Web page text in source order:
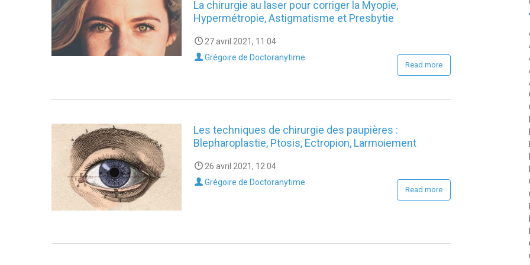
La chirurgie au laser pour corriger la Myopie,
Hypermétropie, Astigmatisme et Presbytie
27 avril 2021, 11:04
Grégoire de Doctoranytime
Read more
Les techniques de chirurgie des paupières :
Blepharoplastie, Ptosis, Ectropion, Larmoiement
26 avril 2021, 12:04
Grégoire de Doctoranytime
Read more